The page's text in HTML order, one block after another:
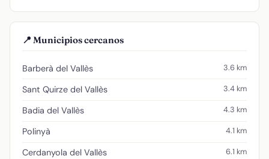
📍 Municipios cercanos
Barberà del Vallès 3.6 km
Sant Quirze del Vallès 3.4 km
Badia del Vallès 4.3 km
Polinyà 4.1 km
Cerdanyola del Vallès 6.1 km